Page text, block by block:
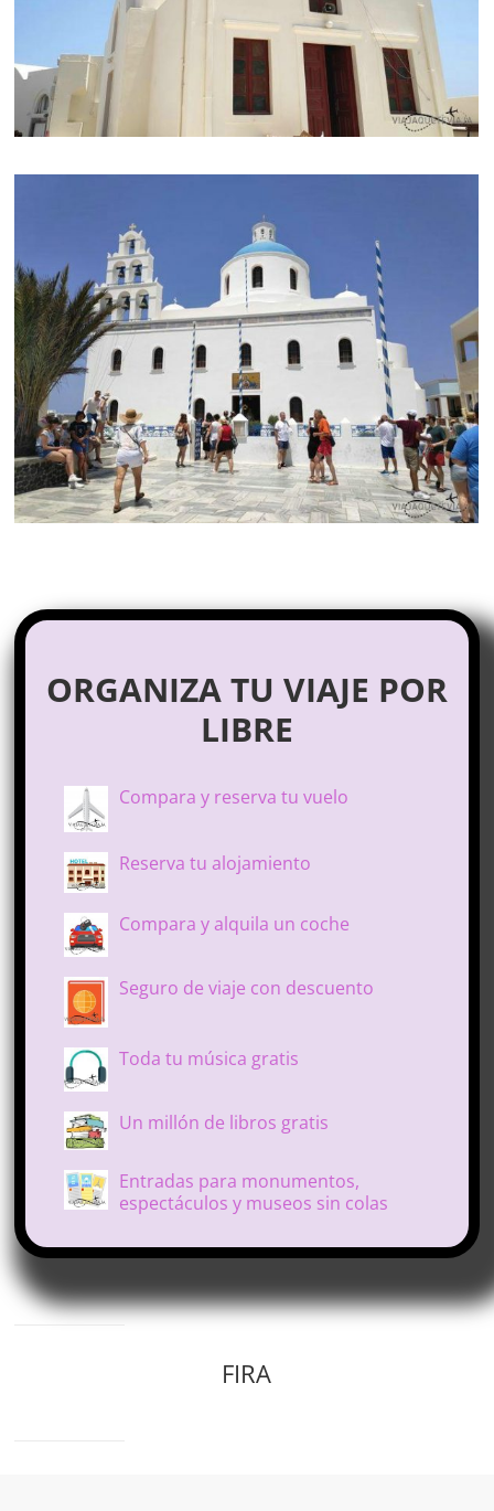
ORGANIZA TU VIAJE POR
LIBRE
Compara y reserva tu vuelo
Reserva tu alojamiento
Compara y alquila un coche
Seguro de viaje con descuento
Toda tu música gratis
Un millón de libros gratis
Entradas para monumentos,
espectáculos y museos sin colas
FIRA